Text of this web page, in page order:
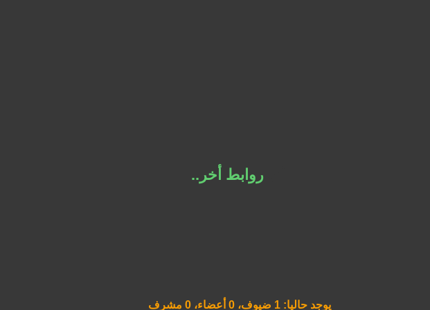
روابط أخر..
يوجد حاليا: 1 ضيوف، 0 أعضاء، 0 مشرف